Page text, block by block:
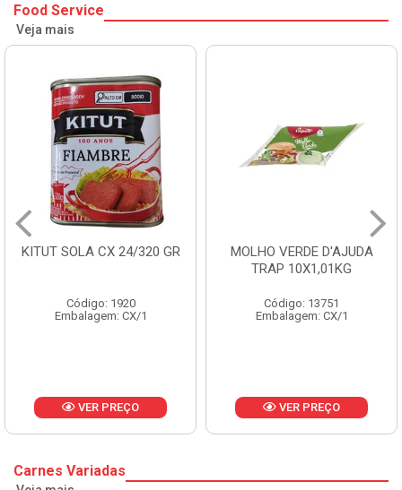
Food Service
Veja mais
KITUT SOLA CX 24/320 GR
Código: 1920
Embalagem: CX/1
VER PREÇO
MOLHO VERDE D'AJUDA
TRAP 10X1,01KG
Código: 13751
Embalagem: CX/1
VER PREÇO
Carnes Variadas